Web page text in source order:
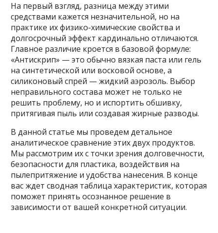
На первый взгляд, разница между этими
средствами кажется незначительной, но на
практике их физико-химические свойства и
долгосрочный эффект кардинально отличаются.
Главное различие кроется в базовой формуле:
«Антискрип» — это обычно вязкая паста или гель
на синтетической или восковой основе, а
силиконовый спрей — жидкий аэрозоль. Выбор
неправильного состава может не только не
решить проблему, но и испортить обшивку,
притягивая пыль или создавая жирные разводы.
В данной статье мы проведем детальное
аналитическое сравнение этих двух продуктов.
Мы рассмотрим их с точки зрения долговечности,
безопасности для пластика, воздействия на
пылепритяжение и удобства нанесения. В конце
вас ждет сводная таблица характеристик, которая
поможет принять осознанное решение в
зависимости от вашей конкретной ситуации.